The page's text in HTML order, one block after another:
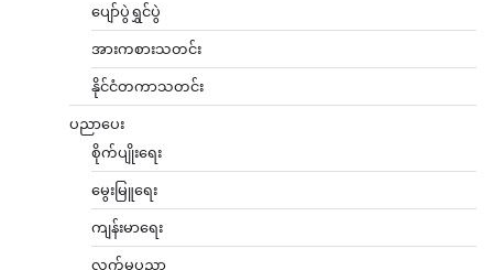
ပျော်ပွဲရွှင်ပွဲ
အားကစားသတင်း
နိုင်ငံတကာသတင်း
ပညာပေး
စိုက်ပျိုးရေး
မွေးမြူရေး
ကျန်းမာရေး
လက်မှုပညာ